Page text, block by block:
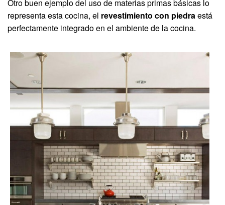
Otro buen ejemplo del uso de materias primas básicas lo
representa esta cocina, el revestimiento con piedraestá
perfectamente integrado en el ambiente de la cocina.